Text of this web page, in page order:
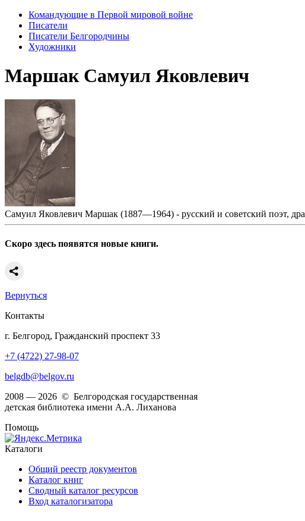
Командующие в Первой мировой войне
Писатели
Писатели Белгородчины
Художники
Маршак Самуил Яковлевич
Самуил Яковлевич Маршак (1887—1964) - русский и советский поэт,
Скоро здесь появятся новые книги.
Вернуться
Контакты
г. Белгород, Гражданский проспект 33
+7 (4722) 27-98-07
belgdb@belgov.ru
2008 — 2026 © Белгородская государственная
детская библиотека имени А.А. Лиханова
Помощь
Каталоги
Общий реестр документов
Каталог книг
Сводный каталог ресурсов
Вход каталогизатора